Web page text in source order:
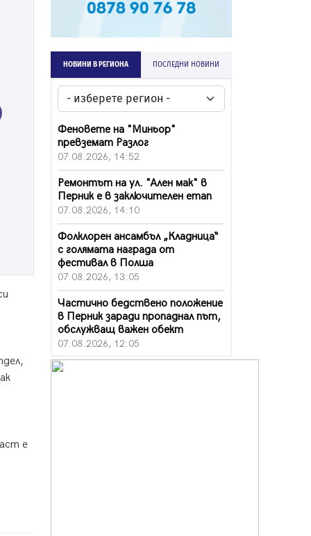
е
НОВИНИ В РЕГИОНА ПОСЛЕДНИ НОВИНИ
Феновете на "Миньор"
превземат Разлог
07.08.2026, 14:52
Ремонтът на ул. "Ален мак" в
Перник е в заключителен етап
07.08.2026, 14:10
Фолклорен ансамбъл „Кладница“
с голямата награда от
фестивал в Полша
07.08.2026, 13:05
Частично бедствено положение
в Перник заради пропаднал път,
обслужващ важен обект
07.08.2026, 12:05
Да отговорим на жегите с филм